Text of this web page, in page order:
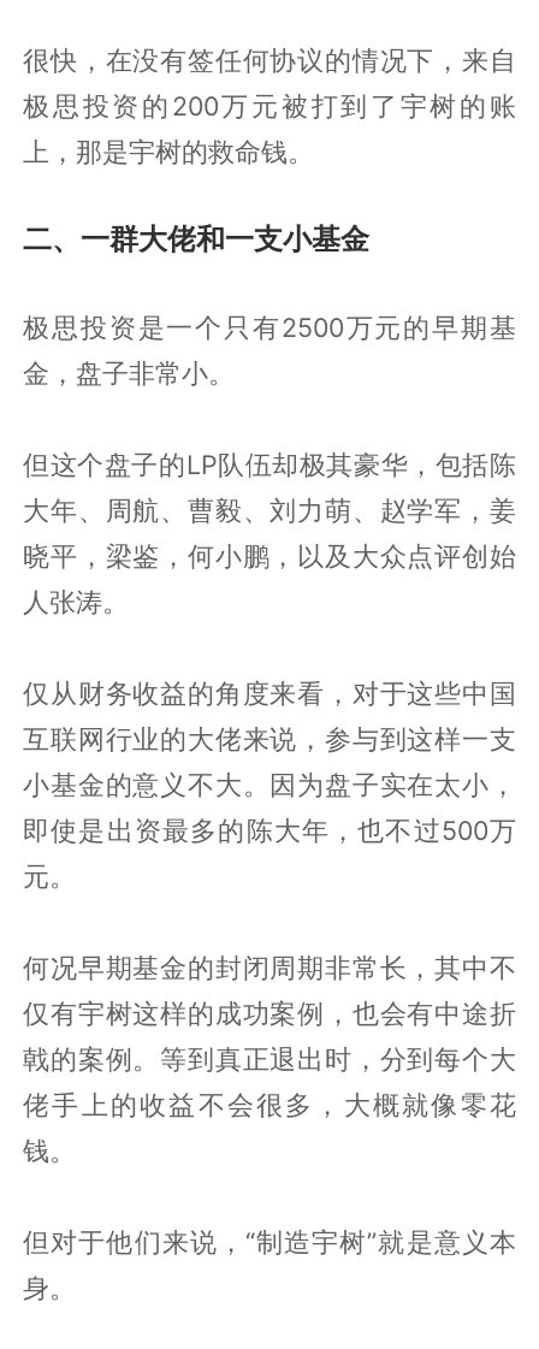
很快，在没有签任何协议的情况下，来自
极思投资的200万元被打到了宇树的账
上，那是宇树的救命钱。
二、一群大佬和一支小基金
极思投资是一个只有2500万元的早期基
金，盘子非常小。
但这个盘子的LP队伍却极其豪华，包括陈
大年、周航、曹毅、刘力萌、赵学军，姜
晓平，梁鉴，何小鹏，以及大众点评创始
人张涛。
仅从财务收益的角度来看，对于这些中国
互联网行业的大佬来说，参与到这样一支
小基金的意义不大。因为盘子实在太小，
即使是出资最多的陈大年，也不过500万
元。
何况早期基金的封闭周期非常长，其中不
仅有宇树这样的成功案例，也会有中途折
戟的案例。等到真正退出时，分到每个大
佬手上的收益不会很多，大概就像零花
钱。
但对于他们来说，“制造宇树”就是意义本
身。